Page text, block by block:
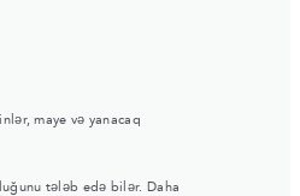
maye və yanacaq
tələb edə bilər. Daha